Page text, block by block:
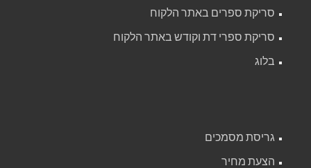
סריקת ספרים באתר הלקוח
סריקת ספרי דת וקודש באתר הלקוח
בלוג
גריסת מסמכים
הצעת מחיר